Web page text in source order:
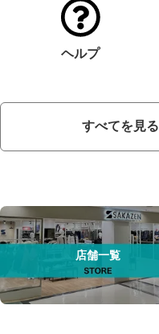
ヘルプ
すべてを見る
店舗一覧